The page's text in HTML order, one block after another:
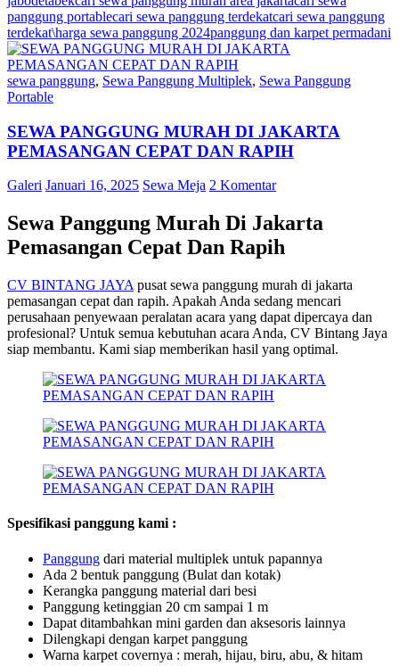
panggung portablecari sewa panggung terdekatcari sewa panggung
terdekat\harga sewa panggung 2024panggung dan karpet permadani
sewa panggung, Sewa Panggung Multiplek, Sewa Panggung
Portable
SEWA PANGGUNG MURAH DI JAKARTA
PEMASANGAN CEPAT DAN RAPIH
Galeri Januari 16, 2025 Sewa Meja 2 Komentar
Sewa Panggung Murah Di Jakarta
Pemasangan Cepat Dan Rapih
CV BINTANG JAYA pusat sewa panggung murah di jakarta
pemasangan cepat dan rapih. Apakah Anda sedang mencari
perusahaan penyewaan peralatan acara yang dapat dipercaya dan
profesional? Untuk semua kebutuhan acara Anda, CV Bintang Jaya
siap membantu. Kami siap memberikan hasil yang optimal.
Spesifikasi panggung kami :
Panggung dari material multiplek untuk papannya
Ada 2 bentuk panggung (Bulat dan kotak)
Kerangka panggung material dari besi
Panggung ketinggian 20 cm sampai 1 m
Dapat ditambahkan mini garden dan aksesoris lainnya
Dilengkapi dengan karpet panggung
Warna karpet covernya : merah, hijau, biru, abu, & hitam